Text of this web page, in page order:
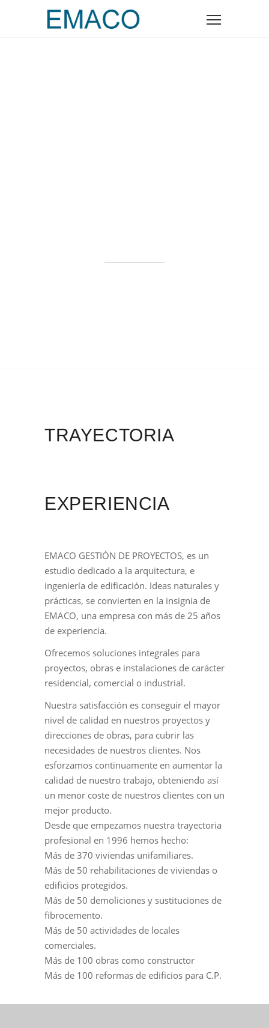
TRAYECTORIA
EXPERIENCIA
EMACO GESTIÓN DE PROYECTOS, es un
estudio dedicado a la arquitectura, e
ingeniería de edificación. Ideas naturales y
prácticas, se convierten en la insignia de
EMACO, una empresa con más de 25 años
de experiencia.
Ofrecemos soluciones integrales para
proyectos, obras e instalaciones de carácter
residencial, comercial o industrial.
Nuestra satisfacción es conseguir el mayor
nivel de calidad en nuestros proyectos y
direcciones de obras, para cubrir las
necesidades de nuestros clientes. Nos
esforzamos continuamente en aumentar la
calidad de nuestro trabajo, obteniendo así
un menor coste de nuestros clientes con un
mejor producto.
Desde que empezamos nuestra trayectoria
profesional en 1996 hemos hecho:
Más de 370 viviendas unifamiliares.
Más de 50 rehabilitaciones de viviendas o
edificios protegidos.
Más de 50 demoliciones y sustituciones de
fibrocemento.
Más de 50 actividades de locales
comerciales.
Más de 100 obras como constructor
Más de 100 reformas de edificios para C.P.